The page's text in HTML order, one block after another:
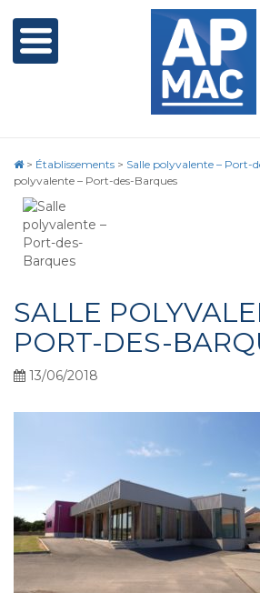
> Établissements > Salle polyvalente – Port-
polyvalente – Port-des-Barques
SALLE
PORT-DES-
13/06/2018